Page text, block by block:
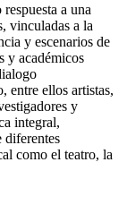
a una
vinculadas a la
y escenarios de
y académicos
entre ellos artistas,
y
integral,
diferentes
como el teatro, la